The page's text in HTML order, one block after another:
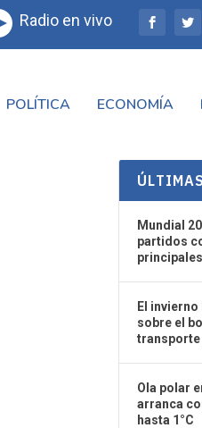
Radio en vivo
POLÍTICA ECONOMÍA
Mundial
partidos
principales
El
sobre el
Ola polar
arranca
hasta 1°C